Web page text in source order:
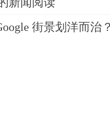
街景划洋而治